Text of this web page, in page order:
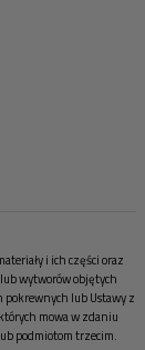
i ich części oraz
wytworów objętych
pokrewnych lub Ustawy z
mowa w zdaniu
podmiotom trzecim.